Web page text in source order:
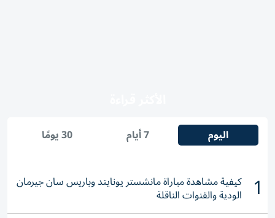
اليوم 7 أيام 30 يومًا
1 كيفية مشاهدة مباراة مانشستر يونايتد وباريس سان جيرمان
الودية والقنوات الناقلة